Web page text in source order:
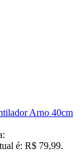
Arno 40cm
é: R$ 79,99.